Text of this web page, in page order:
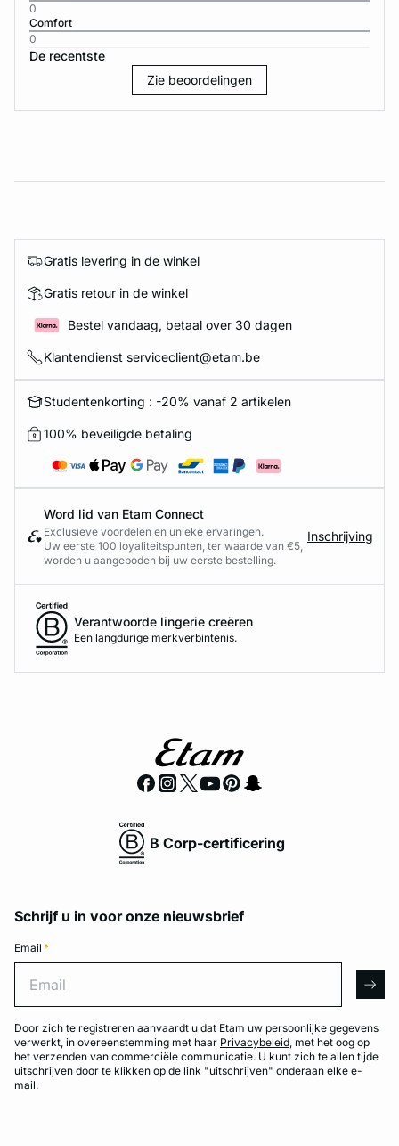
0
Comfort
0
De recentste
Zie beoordelingen
Gratis levering in de winkel
Gratis retour in de winkel
Bestel vandaag, betaal over 30 dagen
Klantendienst serviceclient@etam.be
Studentenkorting : -20% vanaf 2 artikelen
100% beveiligde betaling
Word lid van Etam Connect
Exclusieve voordelen en unieke ervaringen.
Uw eerste 100 loyaliteitspunten, ter waarde van €5,
worden u aangeboden bij uw eerste bestelling.
Inschrijving
Verantwoorde lingerie creëren
Een langdurige merkverbintenis.
B Corp-certificering
Schrijf u in voor onze nieuwsbrief
Email *
Door zich te registreren aanvaardt u dat Etam uw persoonlijke gegevens
verwerkt, in overeenstemming met haar Privacybeleid, met het oog op
het verzenden van commerciële communicatie. U kunt zich te allen tijde
uitschrijven door te klikken op de link "uitschrijven" onderaan elke e-
mail.